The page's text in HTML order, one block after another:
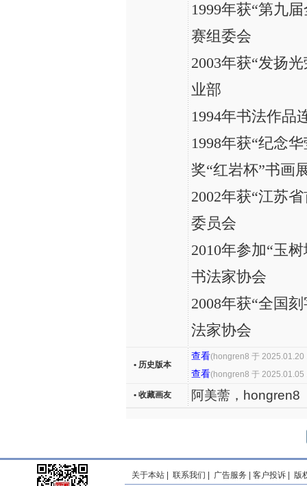
1999年获“第九
赛组委会
2003年获“发扬
业部
1994年书法作品
1998年获“纪念
奖“红岩杯”书画
2002年获“江苏
委员会
2010年参加“玉
书法家协会
2008年获“全国
法家协会
• 历史版本
查看(hongren8 于 2025.01.20
查看(hongren8 于 2025.01.05
• 收藏画友 阿美薷，hongren8
关于本站 联系我们 广告服务 客户投诉
版